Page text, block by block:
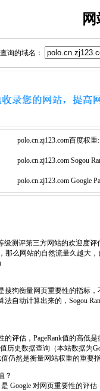
询的域名：
polo.cn.zj123.com百度权重:
polo.cn.zj123.com Sogou
polo.cn.zj123.com Google
级测评第三方网站的欢迎度
那么网站的自然流量久越大
搜狗衡量网页重要性的指标
法自动计算出来的，Sogou
的评估，PageRank值的高
历史数据查询（本站数据为
值仍然是衡量网站权重的重要
？
是 Google 对网页重要性的评估